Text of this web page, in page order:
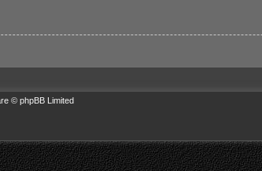
© phpBB Limited